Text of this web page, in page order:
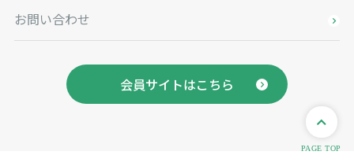
お問い合わせ
会員サイトはこちら